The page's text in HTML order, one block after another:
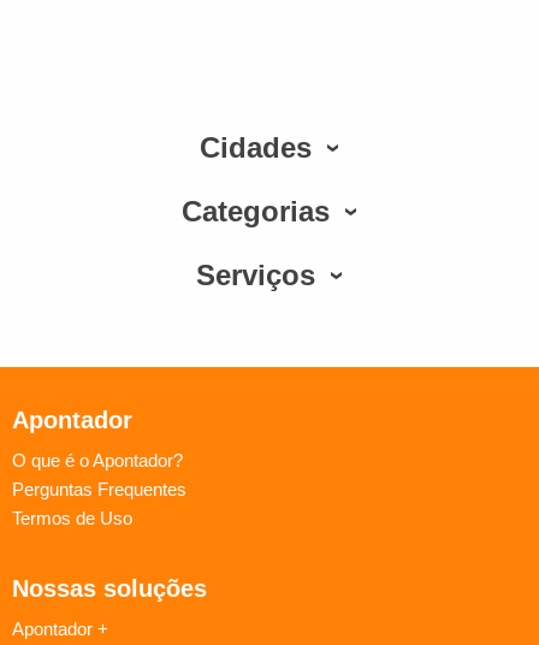
Cidades
Categorias
Serviços
Apontador
O que é o Apontador?
Perguntas Frequentes
Termos de Uso
Nossas soluções
Apontador +